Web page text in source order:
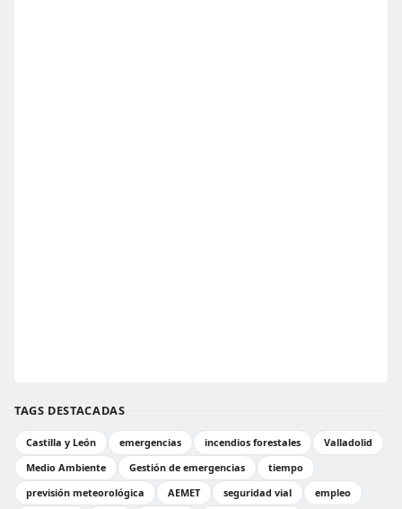
TAGS DESTACADAS
Castilla y León emergencias incendios forestales
Valladolid
Medio Ambiente
Gestión de emergencias
tiempo
previsión meteorológica
AEMET seguridad vial
empleo